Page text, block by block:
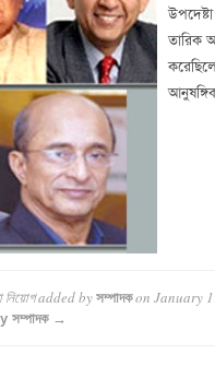
তারিক
নিয়োগadded by সম্পাদকon January
সম্পাদক →